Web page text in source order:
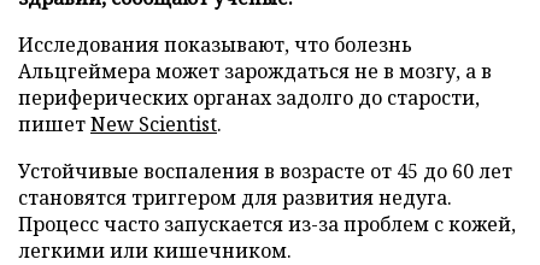
Исследования показывают, что болезнь
Альцгеймера может зарождаться не в мозгу, а в
периферических органах задолго до старости,
пишетNew Scientist.
Устойчивые воспаления в возрасте от 45 до 60 лет
становятся триггером для развития недуга.
Процесс часто запускается из-за проблем с кожей,
легкими или кишечником.